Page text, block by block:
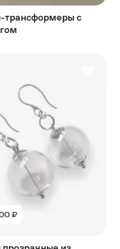
трансформеры с
₽